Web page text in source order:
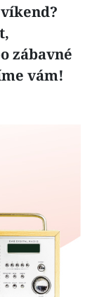
zábavné
vám!